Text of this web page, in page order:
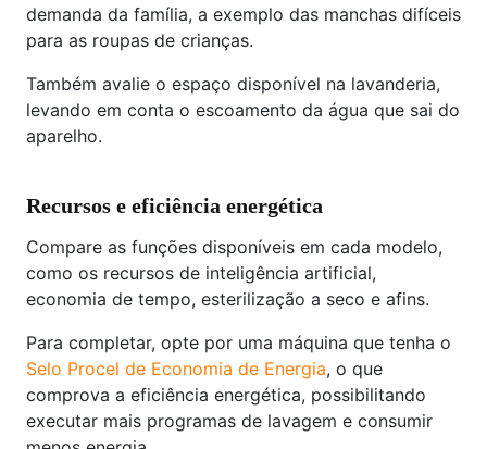
demanda da família, a exemplo das manchas difíceis
para as roupas de crianças.
Também avalie o espaço disponível na lavanderia,
levando em conta o escoamento da água que sai do
aparelho.
Recursos e eficiência energética
Compare as funções disponíveis em cada modelo,
como os recursos de inteligência artificial,
economia de tempo, esterilização a seco e afins.
Para completar, opte por uma máquina que tenha o
Selo Procel de Economia de Energia, o que
comprova a eficiência energética, possibilitando
executar mais programas de lavagem e consumir